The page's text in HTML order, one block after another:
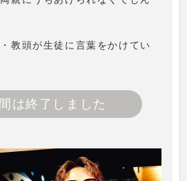
教頭が生徒に言葉をかけてい
は終了しました